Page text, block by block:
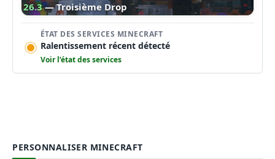
26.3 — Troisième Drop
ÉTAT DES SERVICES MINECRAFT
Ralentissement récent détecté
Voir l’état des services
PERSONNALISER MINECRAFT